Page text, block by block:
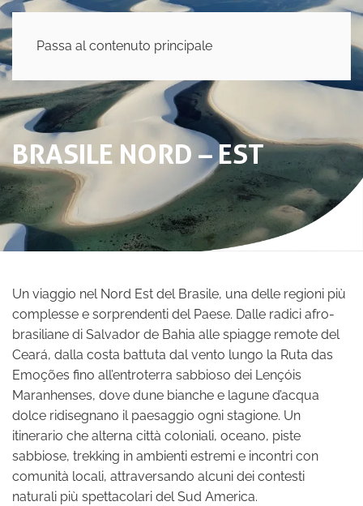
Passa al contenuto principale
BRASILE NORD – EST
Un viaggio nel Nord Est del Brasile, una delle regioni più
complesse e sorprendenti del Paese. Dalle radici afro-
brasiliane di Salvador de Bahia alle spiagge remote del
Ceará, dalla costa battuta dal vento lungo la Ruta das
Emoções fino all’entroterra sabbioso dei Lençóis
Maranhenses, dove dune bianche e lagune d’acqua
dolce ridisegnano il paesaggio ogni stagione. Un
itinerario che alterna città coloniali, oceano, piste
sabbiose, trekking in ambienti estremi e incontri con
comunità locali, attraversando alcuni dei contesti
naturali più spettacolari del Sud America.